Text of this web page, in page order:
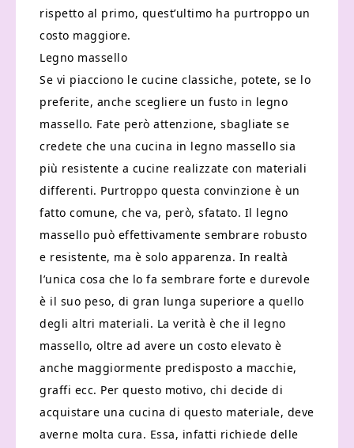
rispetto al primo, quest’ultimo ha purtroppo un
costo maggiore.
Legno massello
Se vi piacciono le cucine classiche, potete, se lo
preferite, anche scegliere un fusto in legno
massello. Fate però attenzione, sbagliate se
credete che una cucina in legno massello sia
più resistente a cucine realizzate con materiali
differenti. Purtroppo questa convinzione è un
fatto comune, che va, però, sfatato. Il legno
massello può effettivamente sembrare robusto
e resistente, ma è solo apparenza. In realtà
l’unica cosa che lo fa sembrare forte e durevole
è il suo peso, di gran lunga superiore a quello
degli altri materiali. La verità è che il legno
massello, oltre ad avere un costo elevato è
anche maggiormente predisposto a macchie,
graffi ecc. Per questo motivo, chi decide di
acquistare una cucina di questo materiale, deve
averne molta cura. Essa, infatti richiede delle